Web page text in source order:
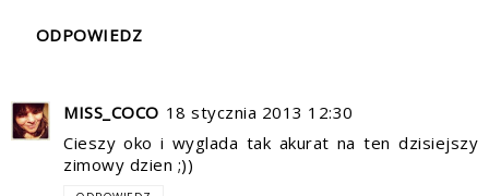
ODPOWIEDZ
MISS_COCO 18 stycznia 2013 12:30
Cieszy oko i wyglada tak akurat na ten dzisiejszy
zimowy dzien ;))